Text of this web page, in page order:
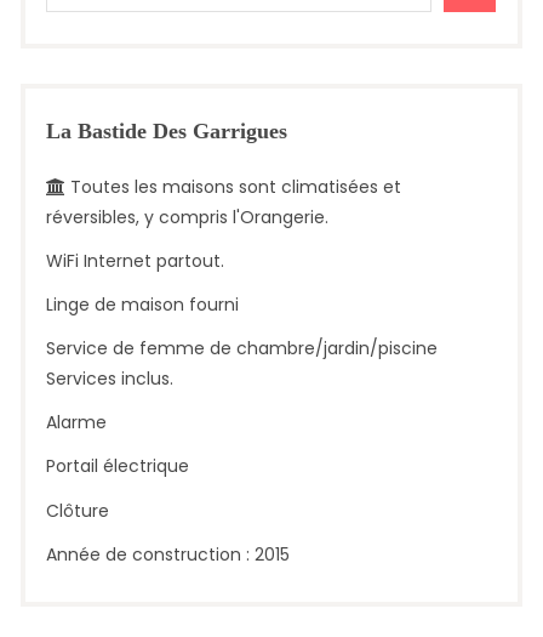
for:
La Bastide Des Garrigues
Toutes les maisons sont climatisées et
réversibles, y compris l'Orangerie.
WiFi Internet partout.
Linge de maison fourni
Service de femme de chambre/jardin/piscine
Services inclus.
Alarme
Portail électrique
Clôture
Année de construction : 2015